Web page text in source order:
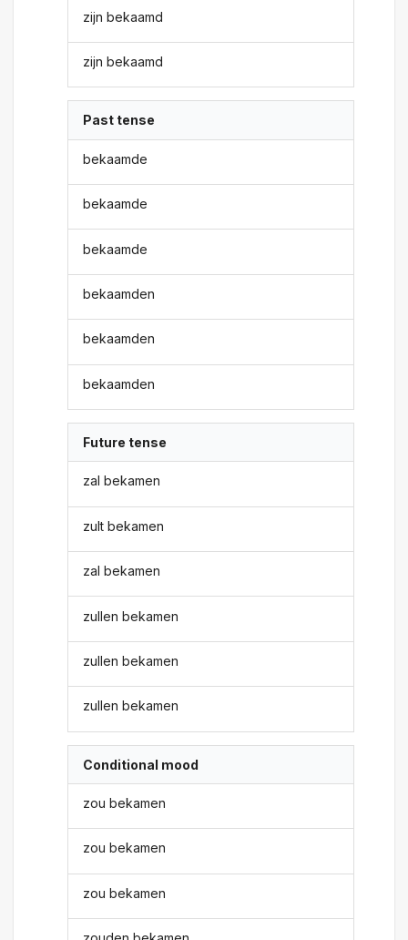
zijn bekaamd
zijn bekaamd
Past tense
bekaamde
bekaamde
bekaamde
bekaamden
bekaamden
bekaamden
Future tense
zal bekamen
zult bekamen
zal bekamen
zullen bekamen
zullen bekamen
zullen bekamen
Conditional mood
zou bekamen
zou bekamen
zou bekamen